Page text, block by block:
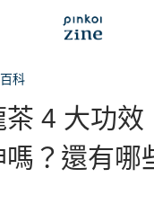
科
4 大功效
嗎？還有哪